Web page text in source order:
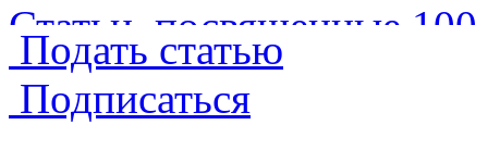
Статьи, посвященные
Структура
Подать статью
Подписаться